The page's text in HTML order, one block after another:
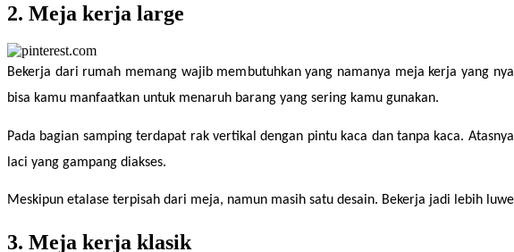
2. Meja kerja large
Bekerja dari rumah memang wajib membutuhkan yang namanya meja kerja yang
bisa kamu manfaatkan untuk menaruh barang yang sering kamu gunakan.
Pada bagian samping terdapat rak vertikal dengan pintu kaca dan tanpa kaca.
laci yang gampang diakses.
Meskipun etalase terpisah dari meja, namun masih satu desain. Bekerja jadi lebih
3. Meja kerja klasik